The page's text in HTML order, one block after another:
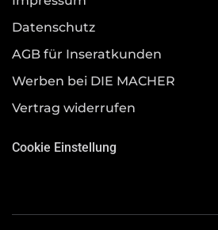
Datenschutz
AGB für Inseratkunden
Werben bei DIE MACHER
Vertrag widerrufen
Cookie Einstellung